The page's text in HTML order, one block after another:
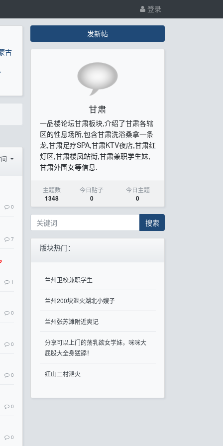
登录
古
0
7
1
0
0
0
0
0
发新帖
甘肃
一品楼论坛甘肃板块,介绍了甘肃各辖
区的性息场所,包含甘肃洗浴桑拿一条
龙,甘肃足疗SPA,甘肃KTV夜店,甘肃红
灯区,甘肃楼凤站街,甘肃兼职学生妹,
甘肃外围女等信息.
主题数
1348
今日贴子
0
今日主题
0
搜索
版块热门：
兰州卫校兼职学生
兰州200块泄火湖北小嫂子
兰州张苏滩附近爽记
分享可以上门的荡乳欲女学妹，咪咪大
屁股大全身猛舔！
红山二村泄火